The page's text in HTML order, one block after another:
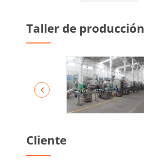
Taller de producción
Cliente